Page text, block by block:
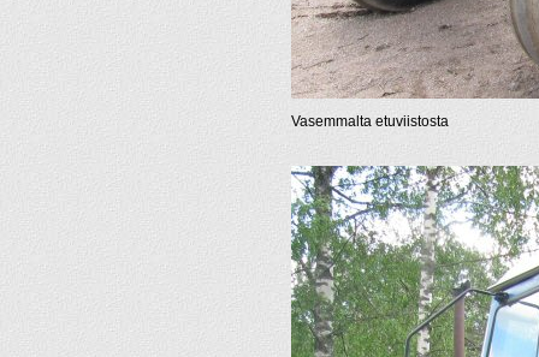
Vasemmalta etuviistosta